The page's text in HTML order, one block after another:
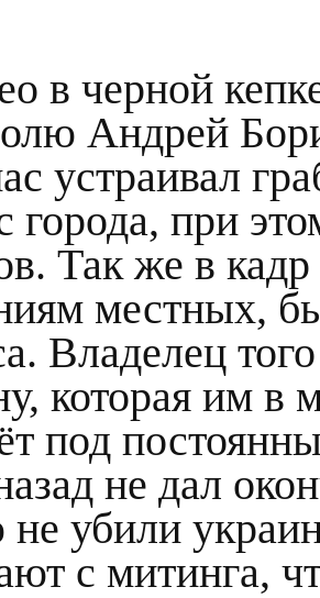
в черной
Андрей
устраивал
города, при
Так же в кадр
местных,
Владелец
которая им в
под
не дал
не убили
с митинга,